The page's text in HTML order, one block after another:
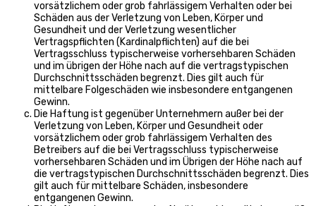
vorsätzlichem oder grob fahrlässigem Verhalten oder bei
Schäden aus der Verletzung von Leben, Körper und
Gesundheit und der Verletzung wesentlicher
Vertragspflichten (Kardinalpflichten) auf die bei
Vertragsschluss typischerweise vorhersehbaren Schäden
und im übrigen der Höhe nach auf die vertragstypischen
Durchschnittsschäden begrenzt. Dies gilt auch für
mittelbare Folgeschäden wie insbesondere entgangenen
Gewinn.
Die Haftung ist gegenüber Unternehmern außer bei der
Verletzung von Leben, Körper und Gesundheit oder
vorsätzlichem oder grob fahrlässigem Verhalten des
Betreibers auf die bei Vertragsschluss typischerweise
vorhersehbaren Schäden und im Übrigen der Höhe nach auf
die vertragstypischen Durchschnittsschäden begrenzt. Dies
gilt auch für mittelbare Schäden, insbesondere
entgangenen Gewinn.